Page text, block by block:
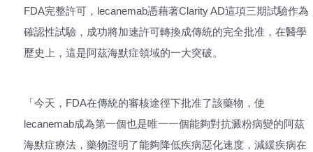
FDA完整許可，lecanemab憑藉著Clarity AD這項三期試驗作為
確認性試驗，成功將加速許可轉換成傳統的完全批准，在醫學
歷史上，這是阿茲海默症領域的一大突破。
「今天，FDA在傳統的審核途徑下批准了該藥物，使
lecanemab成為第一個也是唯一一個能夠對抗澱粉病變的阿茲
海默症療法，藥物證明了能夠降低疾病惡化速度，減緩疾病在